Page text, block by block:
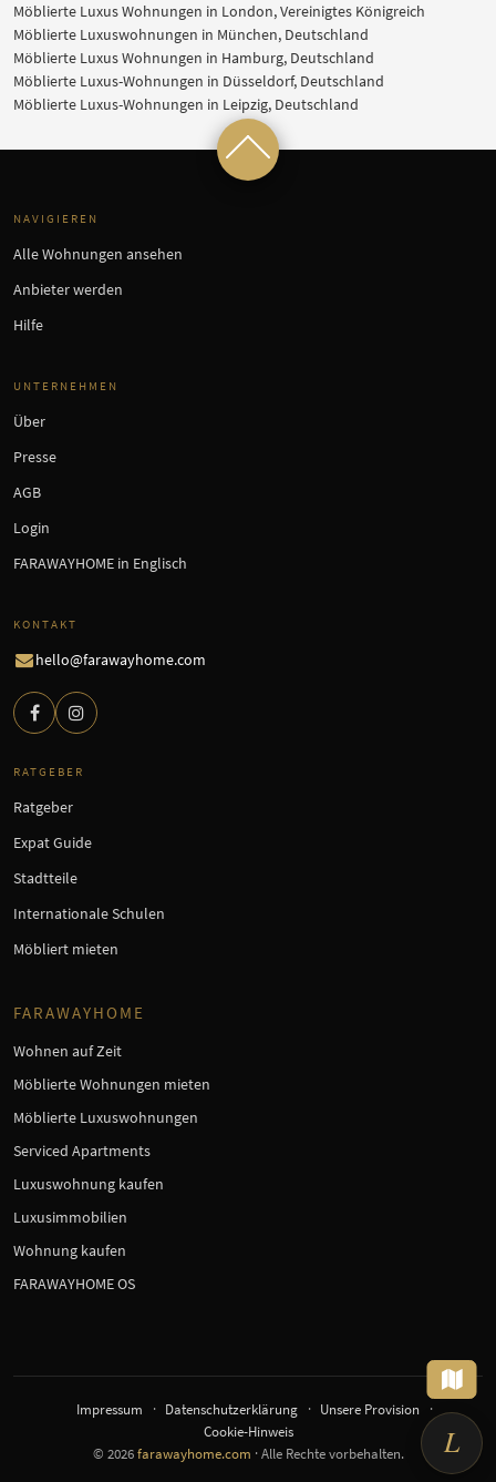
Möblierte Luxus Wohnungen in London, Vereinigtes Königreich
Möblierte Luxuswohnungen in München, Deutschland
Möblierte Luxus Wohnungen in Hamburg, Deutschland
Möblierte Luxus-Wohnungen in Düsseldorf, Deutschland
Möblierte Luxus-Wohnungen in Leipzig, Deutschland
NAVIGIEREN
Alle Wohnungen ansehen
Anbieter werden
Hilfe
UNTERNEHMEN
Über
Presse
AGB
Login
FARAWAYHOME in Englisch
KONTAKT
hello@farawayhome.com
RATGEBER
Ratgeber
Expat Guide
Stadtteile
Internationale Schulen
Möbliert mieten
FARAWAYHOME
Wohnen auf Zeit
Möblierte Wohnungen mieten
Möblierte Luxuswohnungen
Serviced Apartments
Luxuswohnung kaufen
Luxusimmobilien
Wohnung kaufen
FARAWAYHOME OS
© 2026farawayhome.com · Alle Rechte vorbehalten.
Impressum Datenschutzerklärung
Unsere Provision
Cookie-Hinweis
L